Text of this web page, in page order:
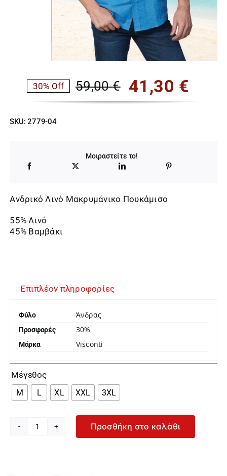
ENGLISH English
59,00€
Original
59,00 €.
41,30 €
Η
είναι:
41,30 €.
30% Off
SKU:2779-04
Μοιραστείτε το!
Ανδρικό Λινό Μακρυμάνικο Πουκάμισο
55% Λινό
45% Βαμβάκι
Επιπλέον πληροφορίες
Φύλο Άνδρας
Προσφορές 30%
Μάρκα Visconti
Μέγεθος
M L XL XXL 3XL
Visconti
Προσθήκη στο καλάθι